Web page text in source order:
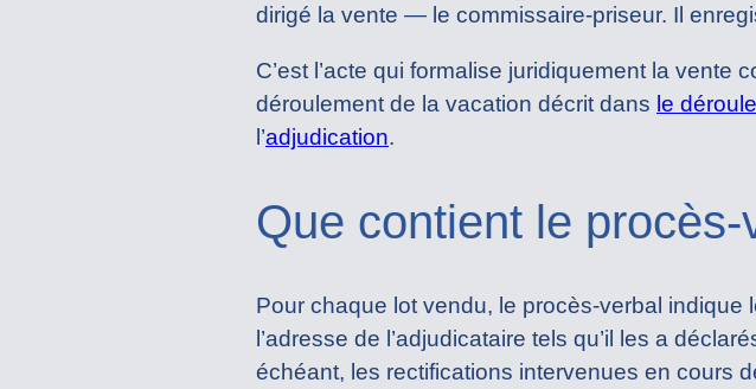
dirigé la vente — le commissaire-priseur. Il
C’est l’acte qui formalise juridiquement la vente
déroulement de la vacation décrit dans le
l’adjudication.
Que contient le procès-
Pour chaque lot vendu, le procès-verbal indique
l’adresse de l’adjudicataire tels qu’il les a
échéant, les rectifications intervenues en cours